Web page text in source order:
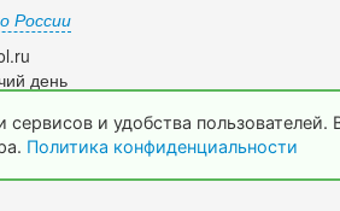
России
день
МетаШкола, www.metaschool.ru
и удобства
Политика конфиденциальности